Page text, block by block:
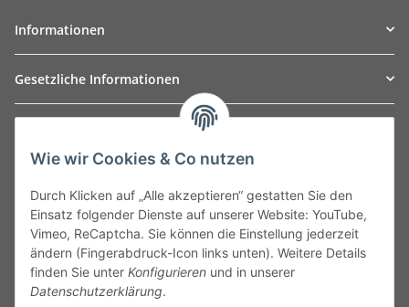
Informationen
Gesetzliche Informationen
Leibnizstraße 2a
Germany
Phone:+49 40 5287270
Fax:+49 40 5281050
Email:sales@tow-automotive.de
Wie wir Cookies & Co nutzen
Durch Klicken auf „Alle akzeptieren“ gestatten Sie den
Einsatz folgender Dienste auf unserer Website: YouTube,
Vimeo, ReCaptcha. Sie können die Einstellung jederzeit
ändern (Fingerabdruck-Icon links unten). Weitere Details
finden Sie unter Konfigurieren und in unserer
Datenschutzerklärung.